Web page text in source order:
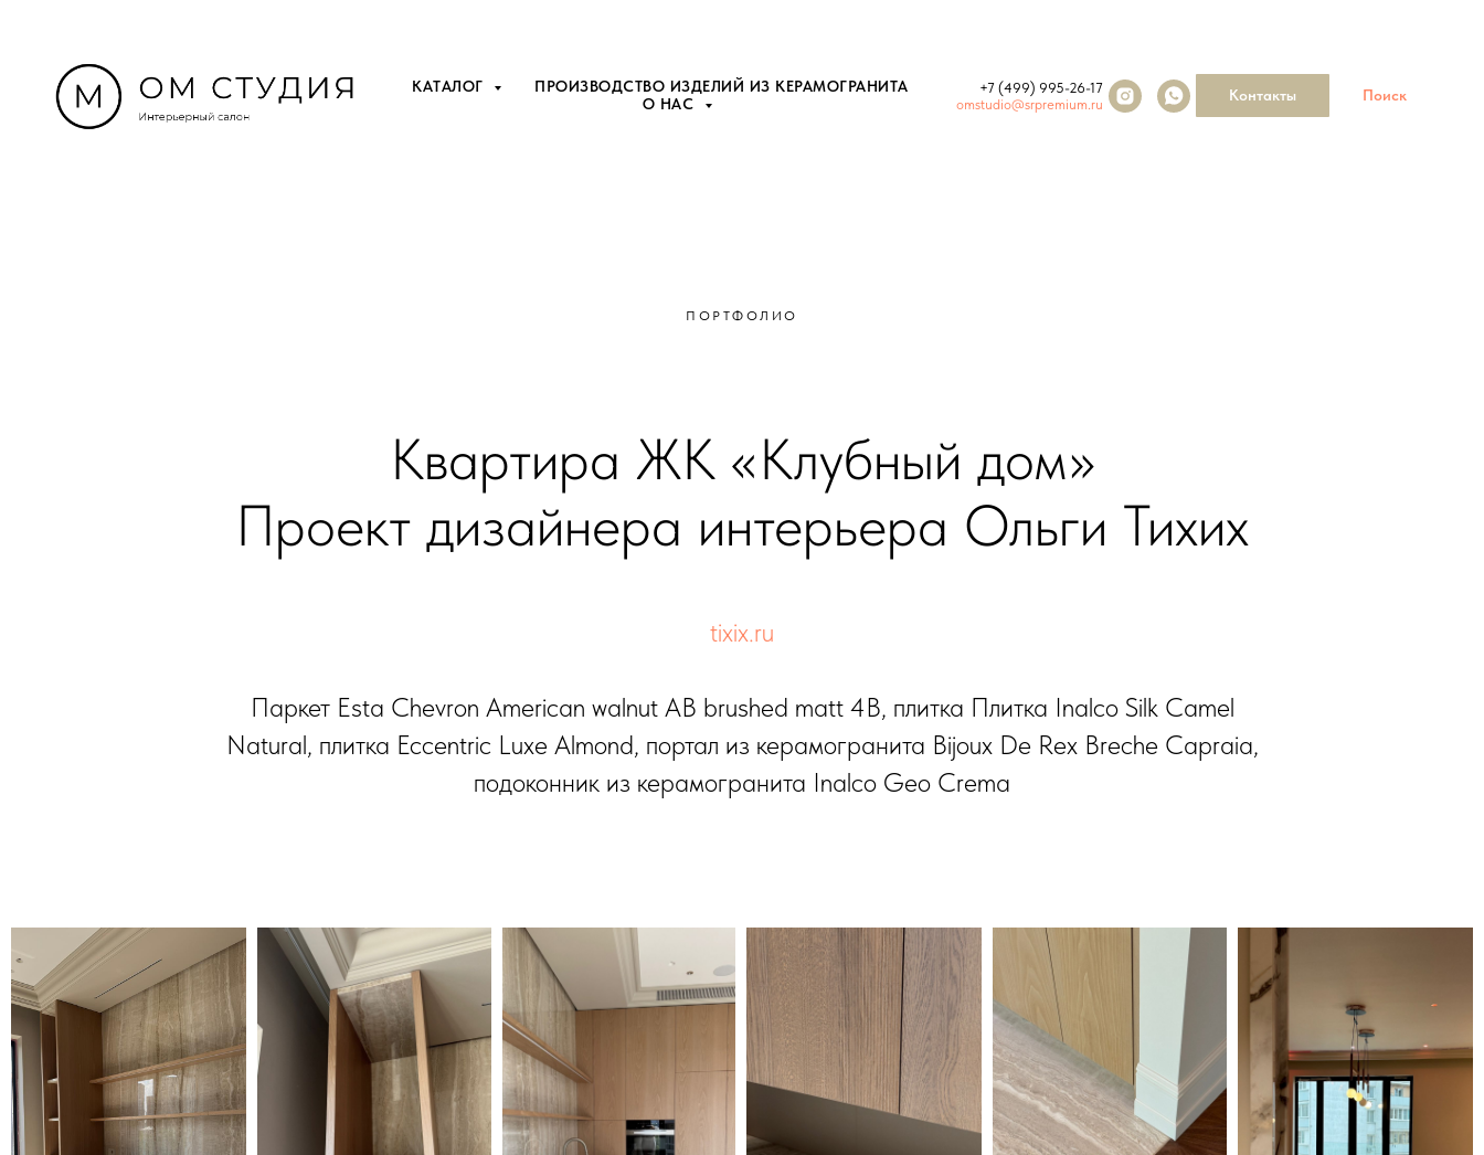
КАТАЛОГ
ПРОИЗВОДСТВО ИЗДЕЛИЙ ИЗ КЕРАМОГРАНИТА
О НАС
+7 (499) 995-26-17
omstudio@srpremium.ru
Контакты Поиск
ПОРТФОЛИО
Квартира ЖК «Клубный дом»
Проект дизайнера интерьера Ольги Тихих
tixix.ru
Паркет Esta Chevron American walnut АВ brushed matt 4B, плитка Плитка Inalco Silk Camel
Natural, плитка Eccentric Luxe Almond, портал из керамогранита Bijoux De Rex Breche Capraia,
подоконник из керамогранита Inalco Geo Crema